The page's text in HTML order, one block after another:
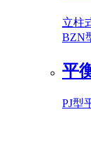
立柱
BZN
平
PJ型